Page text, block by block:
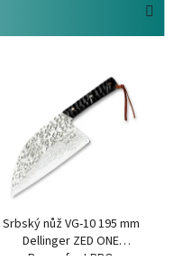
Srbský nůž VG-10 195 mm
Dellinger ZED ONE
Burgerfest BBQ